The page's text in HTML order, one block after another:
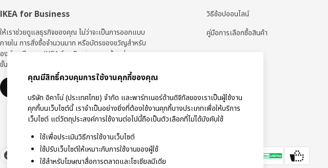
IKEA for Business
ให้เราช่วยดูแลธุรกิจของคุณ ไม่ว่าจะเป็นการออกแบบ
ภายใน การสั่งซื้อจำนวนมาก หรือบัตรของขวัญสำหรับ
องค์กร ทีมงาน IKEA for Business พร้อมช่วยคุณทุก
ขั้นตอน
วิธีช้อปออนไลน์
คู่มือการเลือกซื้อสินค้า
คุณมีสิทธิ์ควบคุมการใช้งานคุกกี้ของคุณ
บริษัท อิคาโน่ (ประเทศไทย) จำกัด และพาร์ทเนอร์ด้านดิจิทัลของเราเป็นผู้ใช้งาน
คุกกี้บนเว็บไซต์นี้ เราจำเป็นอย่างยิ่งที่ต้องใช้งานคุกกี้บางประเภทเพื่อให้บริการ
เว็บไซต์ แต่วัตถุประสงค์การใช้งานต่อไปนี้ถือเป็นตัวเลือกที่ไม่ได้บังคับใช้
ใช้เพื่อประเมินวิธีการใช้งานเว็บไซต์
ใช้ปรับเว็บไซต์ให้เหมาะกับการใช้งานของผู้ใช้
ใช้สำหรับโฆษณาสื่อการตลาดและโซเชียลมีเดีย